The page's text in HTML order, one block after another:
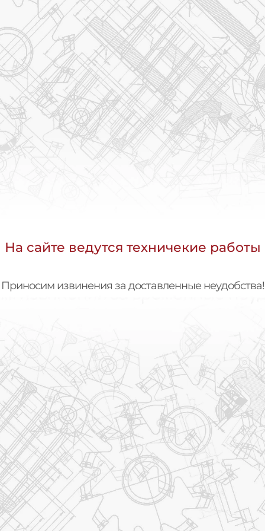
На сайте ведутся техничекие работы
Приносим извинения за доставленные неудобства!